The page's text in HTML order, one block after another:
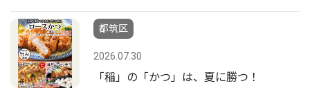
都筑区
2026.07.30
「稲」の「かつ」は、夏に勝つ！